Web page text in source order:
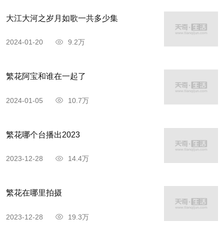
大江大河之岁月如歌一共多少集
2024-01-20 9.2万
繁花阿宝和谁在一起了
2024-01-05 10.7万
繁花哪个台播出2023
2023-12-28 14.4万
繁花在哪里拍摄
2023-12-28 19.3万